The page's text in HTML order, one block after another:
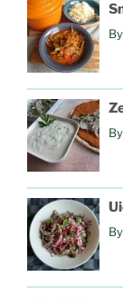
By
By
By